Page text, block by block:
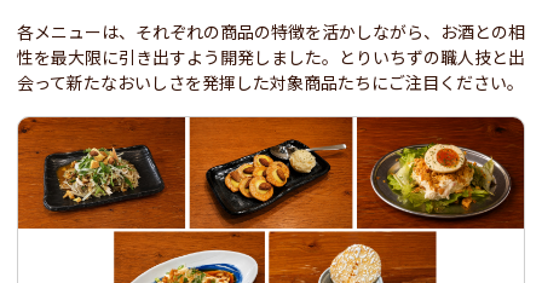
各メニューは、それぞれの商品の特徴を活かしながら、お酒との相
性を最大限に引き出すよう開発しました。とりいちずの職人技と出
会って新たなおいしさを発揮した対象商品たちにご注目ください。